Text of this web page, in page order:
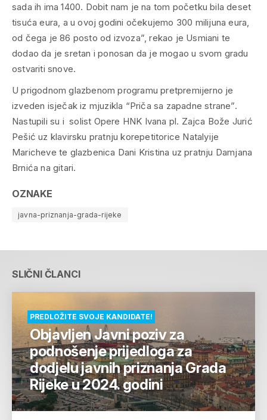
sada ih ima 1400. Dobit nam je na tom početku bila deset
tisuća eura, a u ovoj godini očekujemo 300 milijuna eura,
od čega je 86 posto od izvoza”, rekao je Usmiani te
dodao da je sretan i ponosan da je mogao u svom gradu
ostvariti snove.
U prigodnom glazbenom programu pretpremijerno je
izveden isječak iz mjuzikla “Priča sa zapadne strane”.
Nastupili su i solist Opere HNK Ivana pl. Zajca Bože Jurić
Pešić uz klavirsku pratnju korepetitorice Natalyije
Maricheve te glazbenica Dani Kristina uz pratnju Damjana
Brnića na gitari.
OZNAKE
javna-priznanja-grada-rijeke
SLIČNI ČLANCI
PREDLOŽITE SVOJE KANDIDATE!
Objavljen Javni poziv za
podnošenje prijedloga za
dodjelu javnih priznanja Grada
Rijeke u 2024. godini